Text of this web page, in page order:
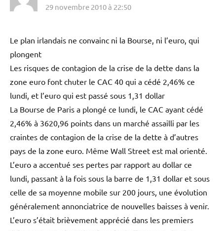
29 novembre 2010 à 22:50
Le plan irlandais ne convainc ni la Bourse, ni l’euro, qui
plongent
Les risques de contagion de la crise de la dette dans la
zone euro font chuter le CAC 40 qui a cédé 2,46% ce
lundi, et l’euro qui est passé sous 1,31 dollar
La Bourse de Paris a plongé ce lundi, le CAC ayant cédé
2,46% à 3620,96 points dans un marché assailli par les
craintes de contagion de la crise de la dette à d’autres
pays de la zone euro. Même Wall Street est mal orienté.
L’euro a accentué ses pertes par rapport au dollar ce
lundi, passant à la fois sous la barre de 1,31 dollar et sous
celle de sa moyenne mobile sur 200 jours, une évolution
généralement annonciatrice de nouvelles baisses à venir.
L’euro s’était brièvement apprécié dans les premiers